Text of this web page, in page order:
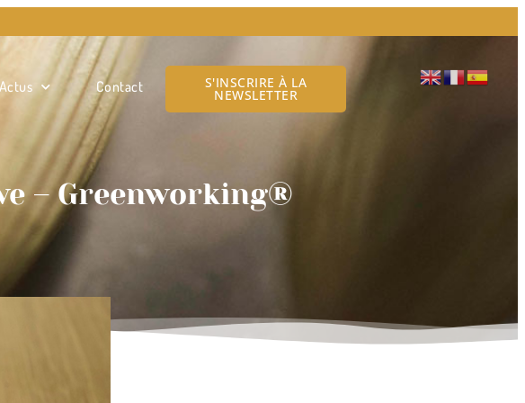
Actus Contact S'INSCRIRE À LA
NEWSLETTER
– Greenworking®